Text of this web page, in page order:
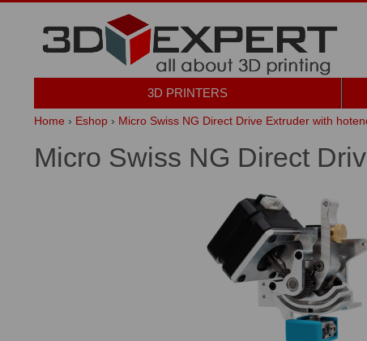
3D PRINTERS
Home › Eshop › Micro Swiss NG Direct Drive Extruder with
Micro Swiss NG Direct